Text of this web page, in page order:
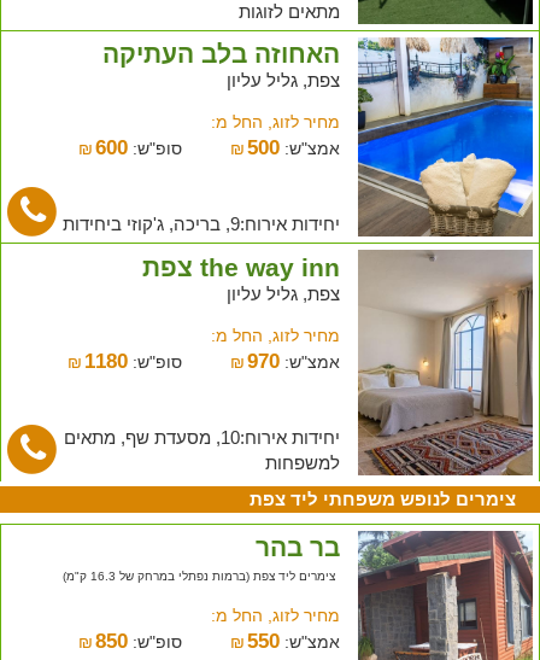
מתאים לזוגות
האחוזה בלב העתיקה
צפת, גליל עליון
מחיר לזוג, החל מ:
אמצ"ש:
₪500 סופ"ש: ₪ 600
יחידות אירוח:9, בריכה, ג'קוזי ביחידות
the way inn צפת
צפת, גליל עליון
מחיר לזוג, החל מ:
אמצ"ש:
₪970 סופ"ש: ₪ 1180
יחידות אירוח:10, מסעדת שף, מתאים
למשפחות
צימרים לנופש משפחתי ליד צפת
בר בהר
צימרים ליד צפת (ברמות נפתלי במרחק של 16.3 ק"מ)
מחיר לזוג, החל מ:
אמצ"ש:
₪550 סופ"ש: ₪ 850